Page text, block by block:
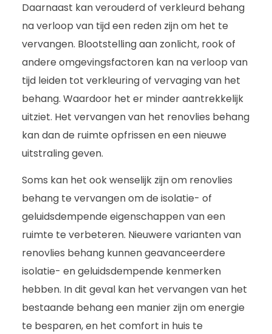
Daarnaast kan verouderd of verkleurd behang
na verloop van tijd een reden zijn om het te
vervangen. Blootstelling aan zonlicht, rook of
andere omgevingsfactoren kan na verloop van
tijd leiden tot verkleuring of vervaging van het
behang. Waardoor het er minder aantrekkelijk
uitziet. Het vervangen van het renovlies behang
kan dan de ruimte opfrissen en een nieuwe
uitstraling geven.
Soms kan het ook wenselijk zijn om renovlies
behang te vervangen om de isolatie- of
geluidsdempende eigenschappen van een
ruimte te verbeteren. Nieuwere varianten van
renovlies behang kunnen geavanceerdere
isolatie- en geluidsdempende kenmerken
hebben. In dit geval kan het vervangen van het
bestaande behang een manier zijn om energie
te besparen, en het comfort in huis te